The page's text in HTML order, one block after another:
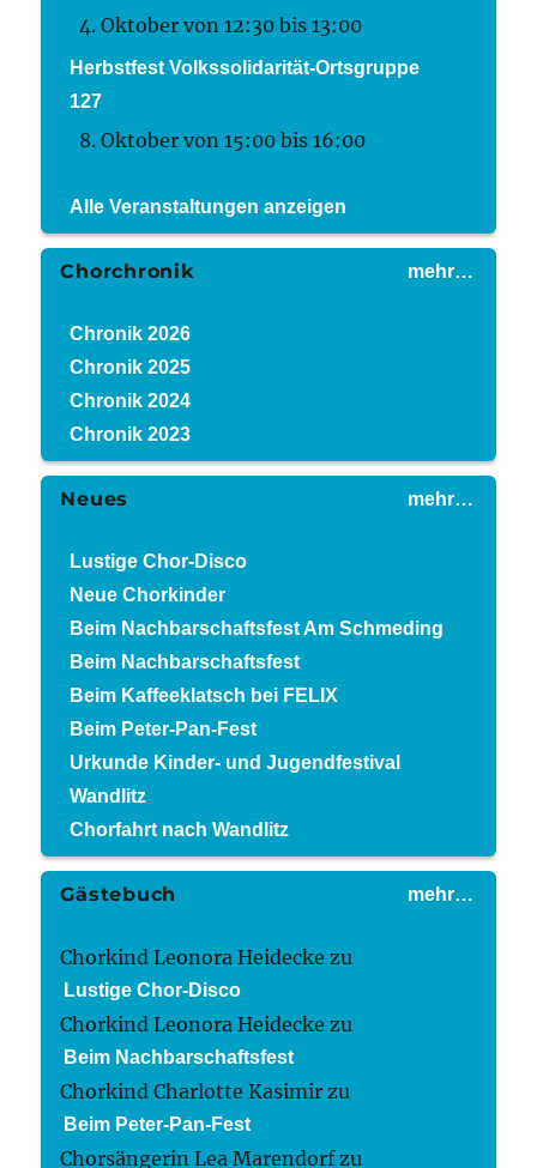
4. Oktober von 12:30 bis13:00
Herbstfest Volkssolidarität-Ortsgruppe
127
8. Oktober von 15:00 bis16:00
Alle Veranstaltungen anzeigen
mehr…
Chorchronik
Chronik 2026
Chronik 2025
Chronik 2024
Chronik 2023
mehr…
Neues
Lustige Chor-Disco
Neue Chorkinder
Beim Nachbarschaftsfest Am Schmeding
Beim Nachbarschaftsfest
Beim Kaffeeklatsch bei FELIX
Beim Peter-Pan-Fest
Urkunde Kinder- und Jugendfestival
Wandlitz
Chorfahrt nach Wandlitz
mehr…
Gästebuch
Chorkind Leonora Heidecke zu
Lustige Chor-Disco
Chorkind Leonora Heidecke zu
Beim Nachbarschaftsfest
Chorkind Charlotte Kasimir zu
Beim Peter-Pan-Fest
Chorsängerin Lea Marendorfzu